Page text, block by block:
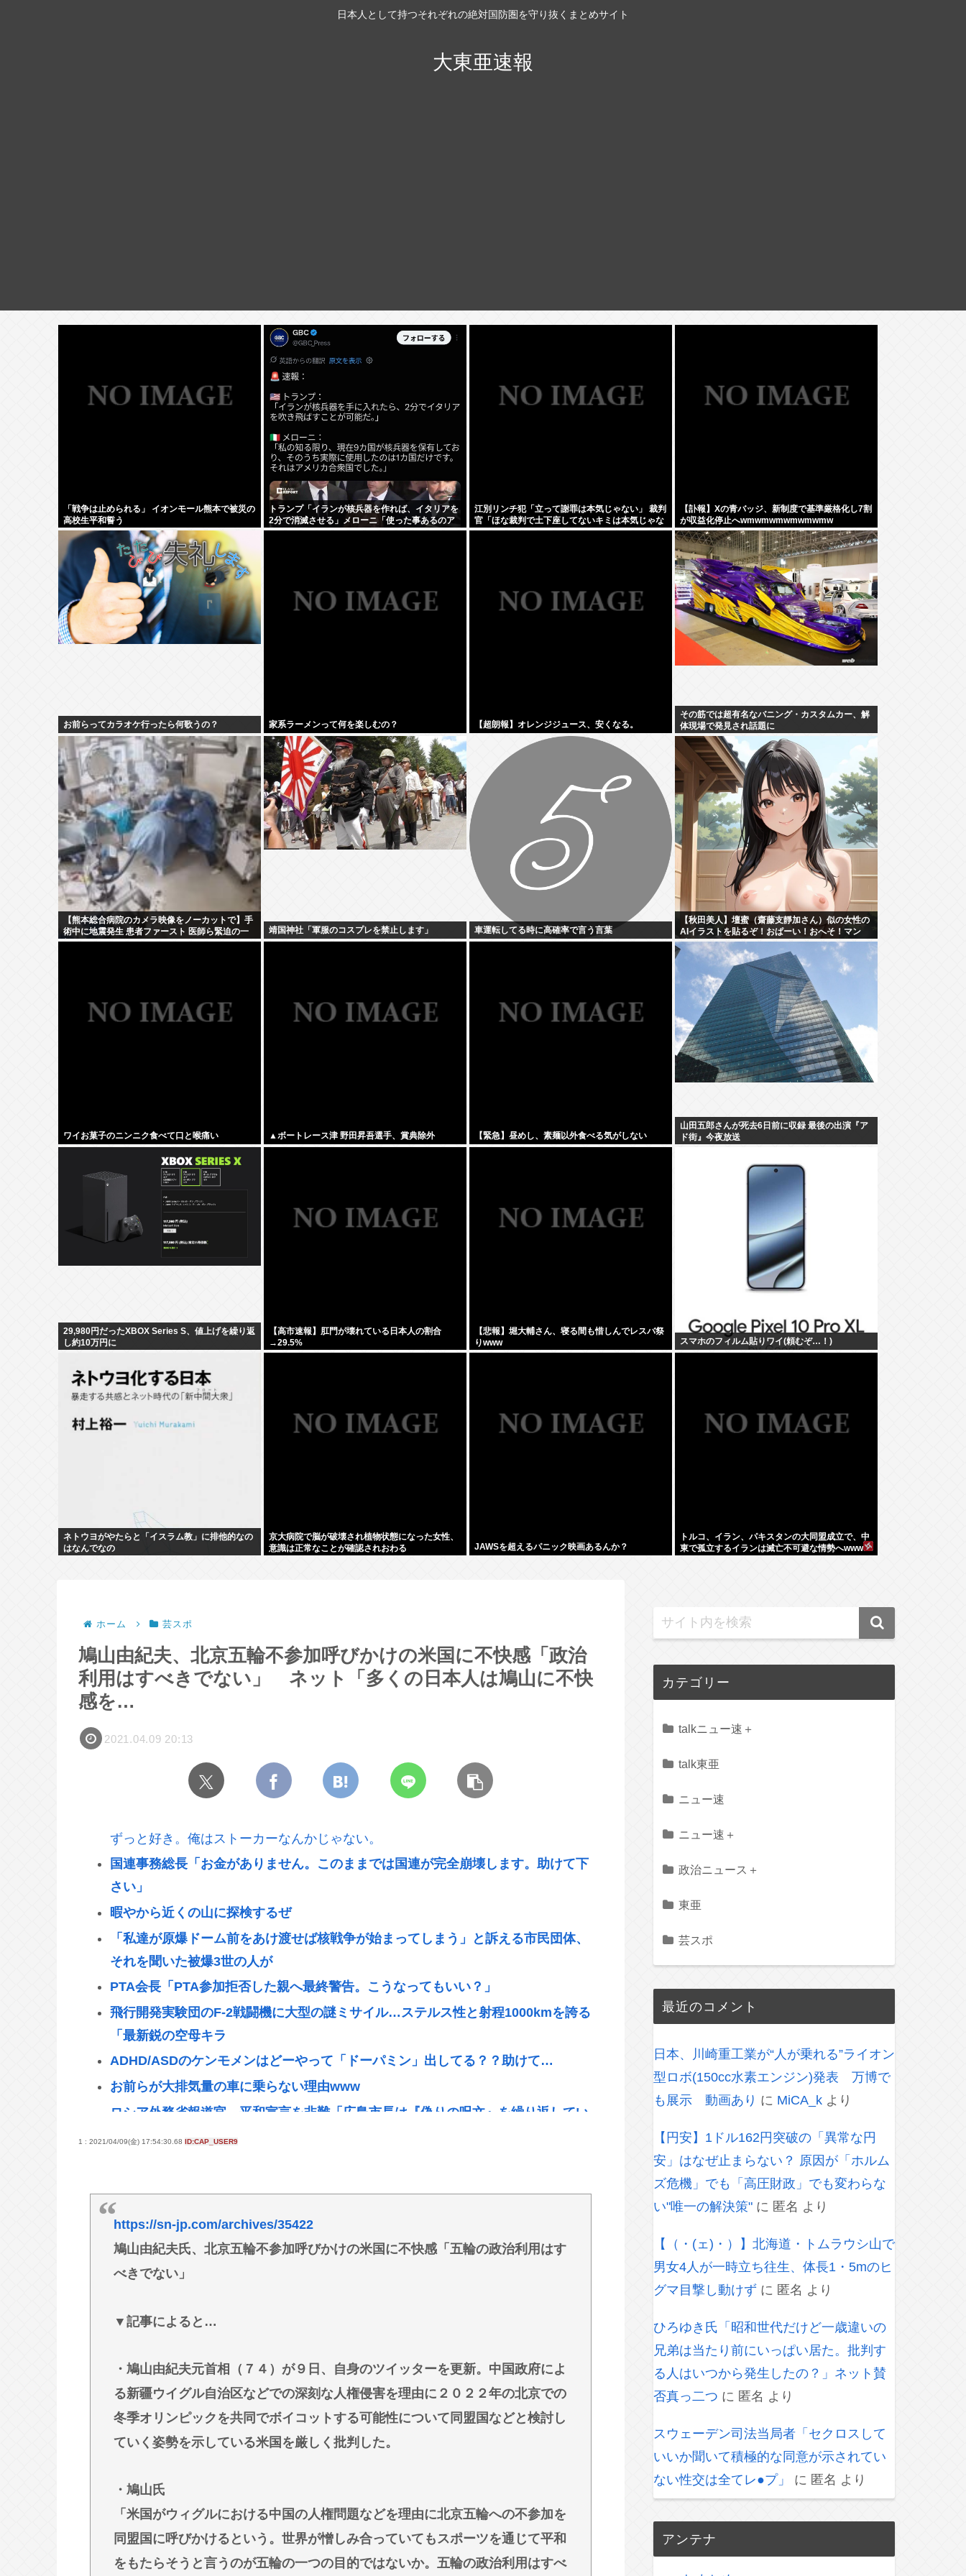
日本人として持つそれぞれの絶対国防圏を守り抜くまとめサイト
大東亜速報
「戦争は止められる」 イオンモール熊本で被災の
高校生平和誓う
トランプ「イランが核兵器を作れば、イタリアを
2分で消滅させる」メローニ「使った事あるのア
メリカだけじゃん」
江別リンチ犯「立って謝罪は本気じゃない」 裁判
官「ほな裁判で土下座してないキミは本気じゃな
いな」
【訃報】Xの青バッジ、新制度で基準厳格化し7割
が収益化停止へwmwmwmwmwmwmw
お前らってカラオケ行ったら何歌うの？ 家系ラーメンって何を楽しむの？ 【超朗報】オレンジジュース、安くなる。
その筋では超有名なバニング・カスタムカー、解
体現場で発見され話題に
【熊本総合病院のカメラ映像をノーカットで】手
術中に地震発生 患者ファースト 医師ら緊迫の一
部始終
靖国神社「軍服のコスプレを禁止します」 車運転してる時に高確率で言う言葉
【秋田美人】壇蜜（齋藤支靜加さん）似の女性の
AIイラストを貼るぞ！おぱーい！おへそ！マン
毛！
ワイお菓子のニンニク食べて口と喉痛い ▲ボートレース津 野田昇吾選手、賞典除外 【緊急】昼めし、素麺以外食べる気がしない
山田五郎さんが死去6日前に収録 最後の出演『ア
ド街』今夜放送
29,980円だったXBOX Series S、値上げを繰り返
し約10万円に
【高市速報】肛門が壊れている日本人の割合
→29.5%
【悲報】堀大輔さん、寝る間も惜しんでレスバ祭
りwww
スマホのフィルム貼りワイ(頼むぞ…！)
ネトウヨがやたらと「イスラム教」に排他的なの
はなんでなの
京大病院で脳が破壊され植物状態になった女性、
意識は正常なことが確認されおわる
JAWSを超えるパニック映画あるんか？
トルコ、イラン、パキスタンの大同盟成立で、中
東で孤立するイランは滅亡不可避な情勢へwww
ホーム 芸スポ
鳩山由紀夫、北京五輪不参加呼びかけの米国に不快感「政治
利用はすべきでない」 ネット「多くの日本人は鳩山に不快
感を…
2021.04.09 20:13
ずっと好き。俺はストーカーなんかじゃない。
国連事務総長「お金がありません。このままでは国連が完全崩壊します。助けて下
さい」
暇やから近くの山に探検するぜ
「私達が原爆ドーム前をあけ渡せば核戦争が始まってしまう」と訴える市民団体、
それを聞いた被爆3世の人が
PTA会長「PTA参加拒否した親へ最終警告。こうなってもいい？」
飛行開発実験団のF-2戦闘機に大型の謎ミサイル…ステルス性と射程1000kmを誇る
「最新鋭の空母キラ
ADHD/ASDのケンモメンはどーやって「ドーパミン」出してる？？助けて…
お前らが大排気量の車に乗らない理由www
ロシア外務省報道官、平和宣言を非難「広島市長は『偽りの呪文』を繰り返してい
る」
みいちゃんと山田さんって何で急に叩かれだしたの？
NHK会長「パトカー・消防車からの受信料徴収、猛反発が凄いので検討し直しま
す…」
日本人主審も該当か 韓国サッカー協会、外国人審判に性接待疑惑…現地メディア
【悲報】瀬戸環奈さん、中学時代のトラウマがヤバすぎる 【Pickup08083041】
英名門大学最年少の黒人教授が辞任 論文盗作疑惑には必殺「人種差別ガー」で反撃
1 : 2021/04/09(金) 17:54:30.68 ID:CAP_USER9
https://sn-jp.com/archives/35422
鳩山由紀夫氏、北京五輪不参加呼びかけの米国に不快感「五輪の政治利用はす
べきでない」
▼記事によると…
・鳩山由紀夫元首相（７４）が９日、自身のツイッターを更新。中国政府によ
る新疆ウイグル自治区などでの深刻な人権侵害を理由に２０２２年の北京での
冬季オリンピックを共同でボイコットする可能性について同盟国などと検討し
ていく姿勢を示している米国を厳しく批判した。
・鳩山氏
「米国がウィグルにおける中国の人権問題などを理由に北京五輪への不参加を
同盟国に呼びかけるという。世界が憎しみ合っていてもスポーツを通じて平和
をもたらそうと言うのが五輪の一つの目的ではないか。五輪の政治利用はすべ
カテゴリー
talkニュー速＋
talk東亜
ニュー速
ニュー速＋
政治ニュース＋
東亜
芸スポ
最近のコメント
日本、川崎重工業が“人が乗れる”ライオン
型ロボ(150cc水素エンジン)発表 万博で
も展示 動画あり に MiCA_k より
【円安】1ドル162円突破の「異常な円
安」はなぜ止まらない？ 原因が「ホルム
ズ危機」でも「高圧財政」でも変わらな
い"唯一の解決策" に 匿名 より
【（・(ェ)・）】北海道・トムラウシ山で
男女4人が一時立ち往生、体長1・5mのヒ
グマ目撃し動けず に 匿名 より
ひろゆき氏「昭和世代だけど一歳違いの
兄弟は当たり前にいっぱい居た。批判す
る人はいつから発生したの？」ネット賛
否真っ二つ に 匿名 より
スウェーデン司法当局者「セクロスして
いいか聞いて積極的な同意が示されてい
ない性交は全てレ●プ」
に 匿名 より
アンテナ